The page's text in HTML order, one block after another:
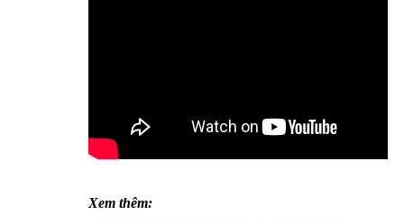
Xem thêm: